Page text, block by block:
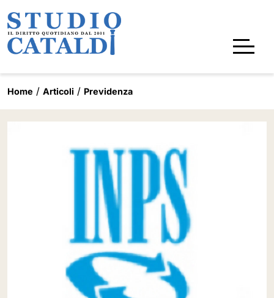
Home Articoli Previdenza